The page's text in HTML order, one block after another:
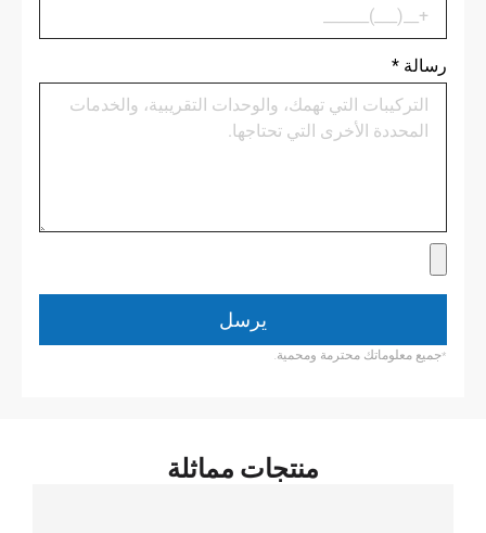
رسالة *
يرسل
*جميع معلوماتك محترمة ومحمية.
منتجات مماثلة